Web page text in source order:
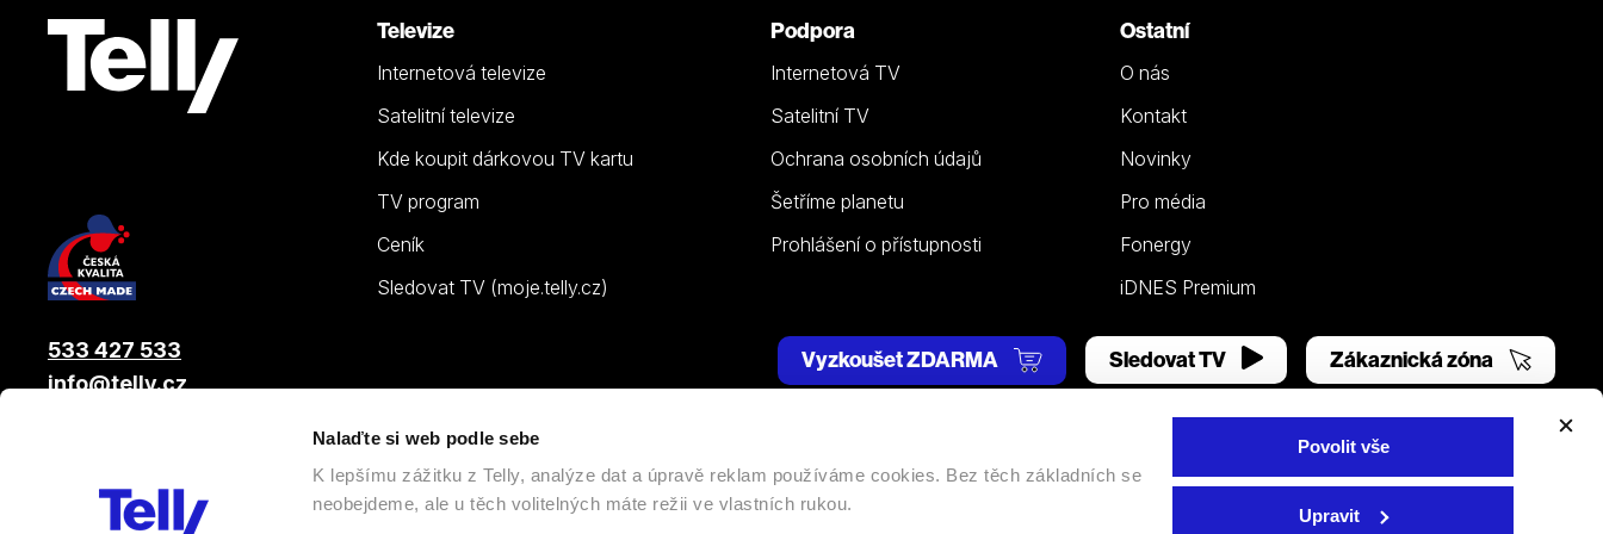
Nalaďte si web podle sebe
K lepšímu zážitku z Telly, analýze dat a úpravě reklam používáme cookies. Bez těch základních se
neobejdeme, ale u těch volitelných máte režii ve vlastních rukou.
Povolit vše
Upravit
Televize
Internetová televize
Satelitní televize
Kde koupit dárkovou TV kartu
TV program
Ceník
Sledovat TV (moje.telly.cz)
Podpora
Internetová TV
Satelitní TV
Ochrana osobních údajů
Šetříme planetu
Prohlášení o přístupnosti
Ostatní
O nás
Kontakt
Novinky
Pro média
Fonergy
iDNES Premium
533 427 533
info@telly.cz
Vyzkoušet ZDARMA Sledovat TV Zákaznická zóna
, člen skupiny LAMA ENERGY GROUP | Všechna práva vyhrazena. |Nastavení cookies